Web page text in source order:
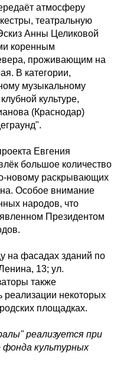
атмосферу
театральную
Анны Целиковой
коренным
проживающим на
В категории,
музыкальному
культуре,
(Краснодар)
Евгения
большое количество
новому раскрывающих
Особое внимание
народов, что
Президентом
на фасадах зданий по
13; ул.
также
реализации некоторых
площадках.
реализуется при
фонда культурных